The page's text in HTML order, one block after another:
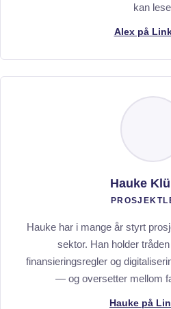
kan
Alex på
Hauke
Hauke har i mange år styrt
sektor. Han holder
finansieringsregler og
— og oversetter mellom
Hauke på